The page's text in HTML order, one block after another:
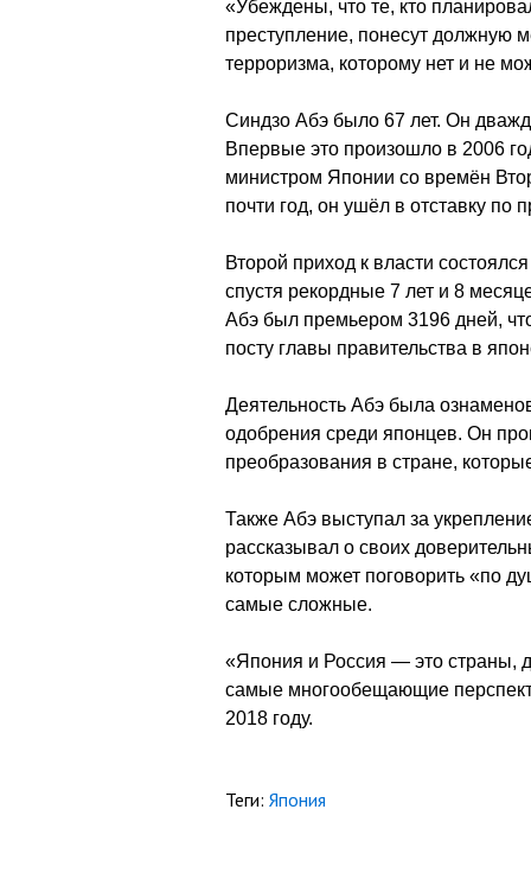
«Убеждены, что те, кто
преступление, понесут должную
терроризма, которому нет и не
Синдзо Абэ было 67 лет. Он
Впервые это произошло в 2006
министром Японии со времён
почти год, он ушёл в отставку по
Второй приход к власти
спустя рекордные 7 лет и 8
Абэ был премьером 3196 дней,
посту главы правительства в
Деятельность Абэ была
одобрения среди японцев. Он
преобразования в стране,
Также Абэ выступал за
рассказывал о своих
которым может поговорить «по
самые сложные.
«Япония и Россия — это страны,
самые многообещающие
2018 году.
Теги: Япония